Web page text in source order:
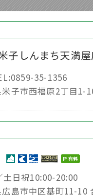
子しんまち天満
35-1356
子市西福原2丁目1-
日祝10:00-20:00
島市中区基町11-10